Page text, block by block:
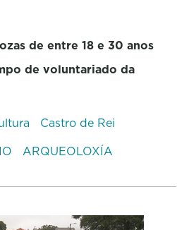
de entre 18 e 30 anos
de voluntariado da
Castro de Rei
ARQUEOLOXÍA